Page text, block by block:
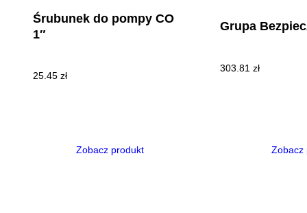
Śrubunek do pompy CO
1″
25.45 zł
Zobacz produkt
Grupa
303.81 zł
Zobacz